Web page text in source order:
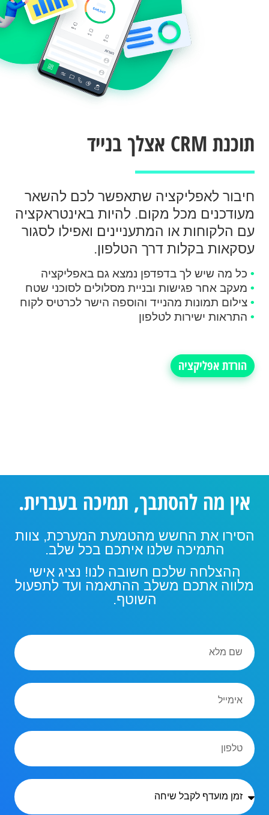
תוכנת CRM אצלך בנייד
חיבור לאפליקציה שתאפשר לכם להשאר
מעודכנים מכל מקום. להיות באינטראקציה
עם הלקוחות או המתעניינים ואפילו לסגור
עסקאות בקלות דרך הטלפון.
• כל מה שיש לך בדפדפן נמצא גם באפליקציה
• מעקב אחר פגישות ובניית מסלולים לסוכני שטח
• צילום תמונות מהנייד והוספה הישר לכרטיס לקוח
• התראות ישירות לטלפון
הורדת אפליקציה
אין מה להסתבך, תמיכה בעברית.
הסירו את החשש מהטמעת המערכת, צוות
התמיכה שלנו איתכם בכל שלב.
ההצלחה שלכם חשובה לנו! נציג אישי
מלווה אתכם משלב ההתאמה ועד לתפעול
השוטף.